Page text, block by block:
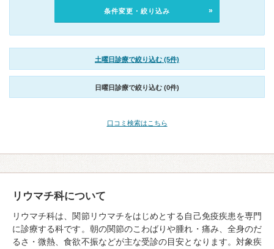
条件変更・絞り込み
土曜日診療で絞り込む (5件)
日曜日診療で絞り込む (0件)
口コミ検索はこちら
リウマチ科について
リウマチ科は、関節リウマチをはじめとする自己免疫疾患を専門
に診療する科です。朝の関節のこわばりや腫れ・痛み、全身のだ
るさ・微熱、食欲不振などが主な受診の目安となります。対象疾